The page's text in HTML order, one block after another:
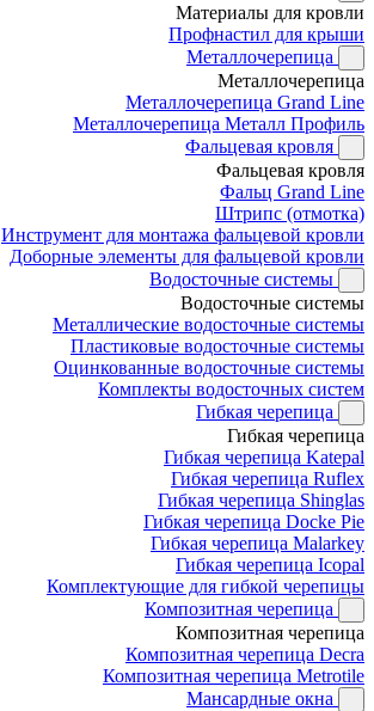
Материалы для кровли
Профнастил для крыши
Металлочерепица
Металлочерепица
Металлочерепица Grand Line
Металлочерепица Металл Профиль
Фальцевая кровля
Фальцевая кровля
Фальц Grand Line
Штрипс (отмотка)
Инструмент для монтажа фальцевой кровли
Доборные элементы для фальцевой кровли
Водосточные системы
Водосточные системы
Металлические водосточные системы
Пластиковые водосточные системы
Оцинкованные водосточные системы
Комплекты водосточных систем
Гибкая черепица
Гибкая черепица
Гибкая черепица Katepal
Гибкая черепица Ruflex
Гибкая черепица Shinglas
Гибкая черепица Docke Pie
Гибкая черепица Malarkey
Гибкая черепица Icopal
Комплектующие для гибкой черепицы
Композитная черепица
Композитная черепица
Композитная черепица Decra
Композитная черепица Metrotile
Мансардные окна